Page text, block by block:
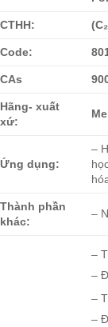
CTHH:
Code:
CAs
Hãng- xuất
xứ:
Ứng dụng:
–
Thành phần
khác:
–
–
–
–
–